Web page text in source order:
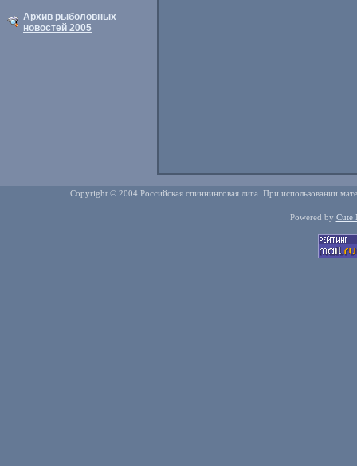
Архив рыболовных
новостей 2005
Copyright © 2004 Российская спиннинговая лига. При использовании
Powered by Cute